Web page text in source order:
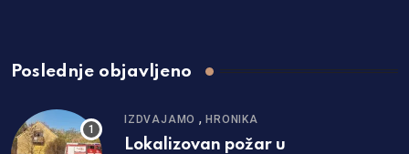
Poslednje objavljeno
IZDVAJAMO ,HRONIKA
Lokalizovan požar u